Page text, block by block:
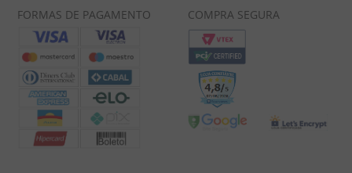
FORMAS DE PAGAMENTO COMPRA SEGURA